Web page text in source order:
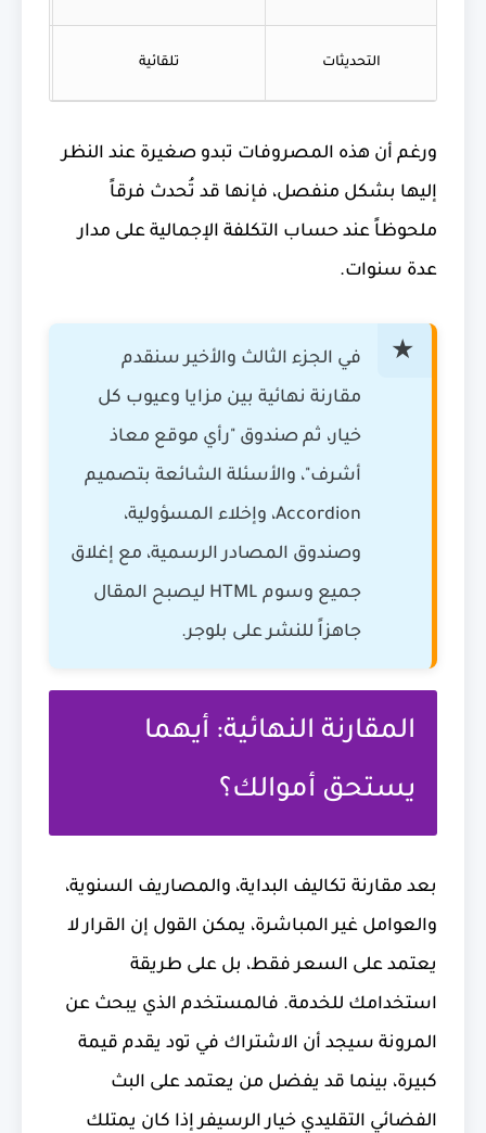
التحديثات تلقائية
ورغم أن هذه المصروفات تبدو صغيرة عند النظر
إليها بشكل منفصل، فإنها قد تُحدث فرقاً
ملحوظاً عند حساب التكلفة الإجمالية على مدار
عدة سنوات.
في الجزء الثالث والأخير سنقدم
مقارنة نهائية بين مزايا وعيوب كل
خيار، ثم صندوق "رأي موقع معاذ
أشرف"، والأسئلة الشائعة بتصميم
Accordion، وإخلاء المسؤولية،
وصندوق المصادر الرسمية، مع إغلاق
جميع وسوم HTML ليصبح المقال
جاهزاً للنشر على بلوجر.
المقارنة النهائية: أيهما
يستحق أموالك؟
بعد مقارنة تكاليف البداية، والمصاريف السنوية،
والعوامل غير المباشرة، يمكن القول إن القرار لا
يعتمد على السعر فقط، بل على طريقة
استخدامك للخدمة. فالمستخدم الذي يبحث عن
المرونة سيجد أن الاشتراك في تود يقدم قيمة
كبيرة، بينما قد يفضل من يعتمد على البث
الفضائي التقليدي خيار الرسيفر إذا كان يمتلك